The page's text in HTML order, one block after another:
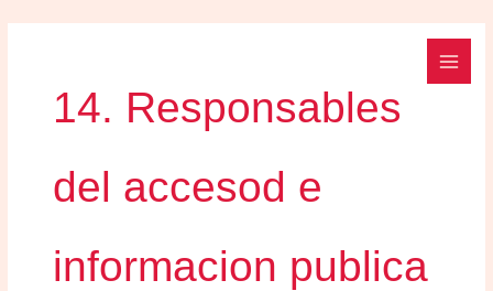
contenido14. Responsables
del accesod e
informacion publica